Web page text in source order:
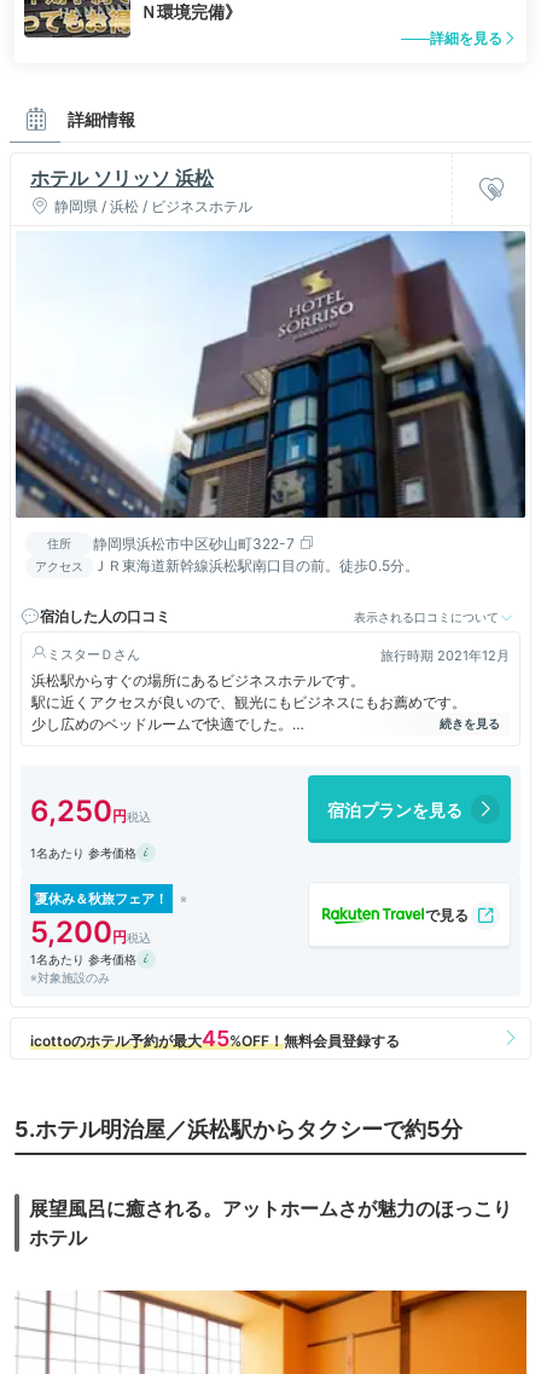
Ｎ環境完備》
詳細を見る
詳細情報
ホテル ソリッソ 浜松
静岡県 / 浜松 / ビジネスホテル
住所 静岡県浜松市中区砂山町322-7
アクセス ＪＲ東海道新幹線浜松駅南口目の前。徒歩0.5分。
宿泊した人の口コミ 表示される口コミについて
ミスターＤ 旅行時期 2021年12月
浜松駅からすぐの場所にあるビジネスホテルです。
駅に近くアクセスが良いので、観光にもビジネスにもお薦めです。
少し広めのベッドルームで快適でした。
朝食も簡単でしたが、無料で付いていました。
6,250 宿泊プランを見る
1名あたり 参考価格
夏休み＆秋旅フェア！
5,200
1名あたり 参考価格
※対象施設のみ
5.ホテル明治屋／浜松駅からタクシーで約5分
展望風呂に癒される。アットホームさが魅力のほっこり
ホテル